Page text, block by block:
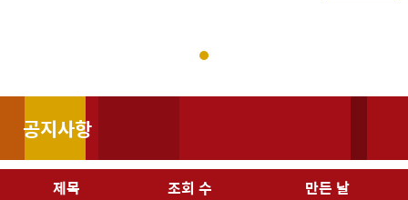
공지사항
제목 조회 수
만든 날